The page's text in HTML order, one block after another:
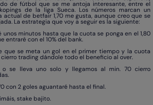
de fútbol que se me antoja interesante, entre el
de la liga Sueca. Los números marcan un
actual de betfair 1,70 me gusta, aunque creo que se
La estrategia que voy a seguir es la siguiente:
unos minutos hasta que la cuota se ponga en el 1,80
entraré con el 10% del bank.
que se meta un gol en el primer tiempo y la cuota
cierro trading dándole todo el beneficio al over.
o se lleva uno solo y llegamos al min. 70 cierro
con 2 goles aguantaré hasta el final.
stake bajito.